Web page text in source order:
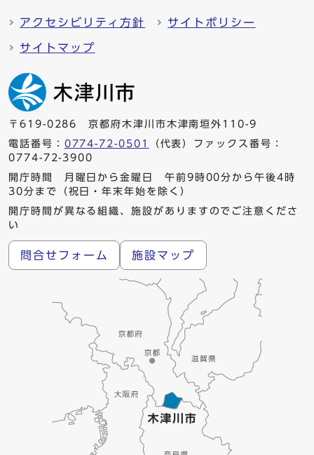
アクセシビリティ方針 サイトポリシー
サイトマップ
〒619-0286 京都府木津川市木津南垣外110-9
電話番号： 0774-72-0501
（代表）ファックス番号：
0774-72-3900
開庁時間 月曜日から金曜日 午前9時00分から午後4時
30分まで（祝日・年末年始を除く）
開庁時間が異なる組織、施設がありますのでご注意くださ
い
問合せフォーム 施設マップ